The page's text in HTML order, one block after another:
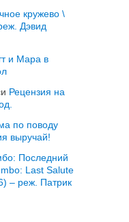
кружево \
Дэвид
и Мара в
Рецензия на
по поводу
выручай!
Последний
Last Salute
– реж. Патрик